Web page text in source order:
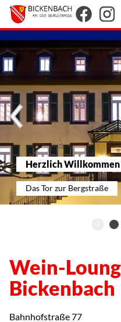
Herzlich Willkommen
Das Tor zur Bergstraße
Wein-
Bickenbach
Bahnhofstraße 77